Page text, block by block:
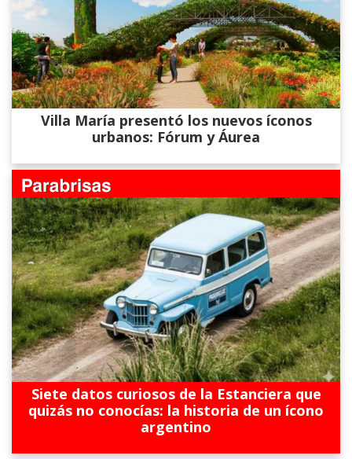
Villa María presentó los nuevos íconos
urbanos: Fórum y Áurea
Siete datos curiosos de la Estanciera que
quizás no conocías: la historia de un ícono
argentino